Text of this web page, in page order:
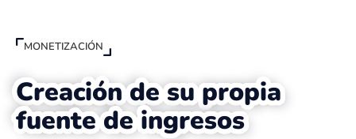
MONETIZACIÓN
Creación de su propia
fuente de ingresos